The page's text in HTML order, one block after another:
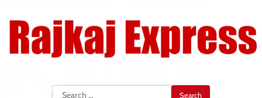
content
Search